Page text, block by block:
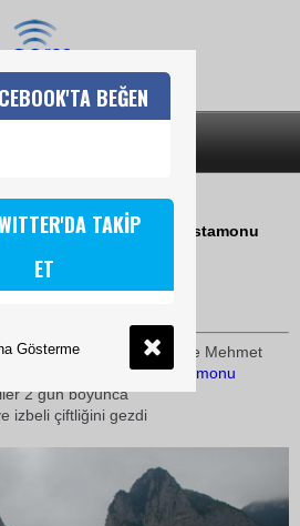
KANYON YÜRÜYÜŞÜ
üyesi 25 gazeteci Kastamonu
katıldı
14 Temmuz 2010 / 10:10
Selami Çelebioğlu ve Mehmet
'danKastamonu
2 gün boyunca
izbeli çiftliğini gezdi
BEĞEN
TAKİP
ET
Gösterme